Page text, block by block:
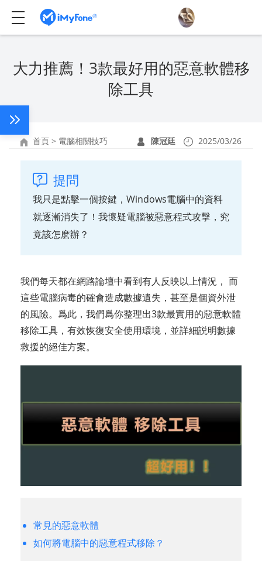
大力推薦！3款最好用的惡意軟體移
除工具
首頁 > 電腦相關技巧 陳冠廷 2025/03/26
提問
我只是點擊一個按鍵，Windows電腦中的資料
就逐漸消失了！我懷疑電腦被惡意程式攻擊，究
竟該怎麽辦？
我們每天都在網路論壇中看到有人反映以上情況， 而
這些電腦病毒的確會造成數據遺失，甚至是個資外泄
的風險。爲此，我們爲你整理出3款最實用的惡意軟體
移除工具，有效恢復安全使用環境，並詳細説明數據
救援的絕佳方案。
常見的惡意軟體
如何將電腦中的惡意程式移除？